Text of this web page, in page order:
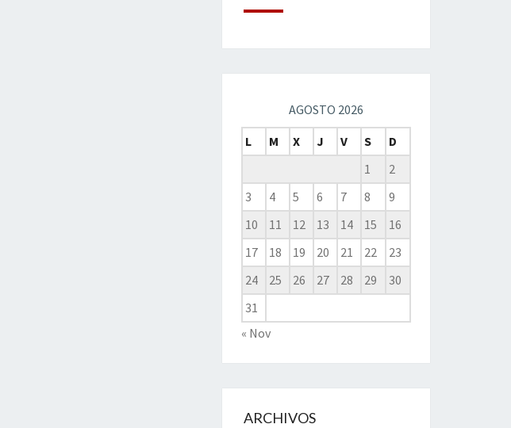
AGOSTO 2026
L
M X J V S
D
1
2
3
4 5 6 7 8
9
10
11 12 13 14 15
16
17
18 19 20 21 22
23
24
25 26 27 28 29
30
31
« Nov
ARCHIVOS